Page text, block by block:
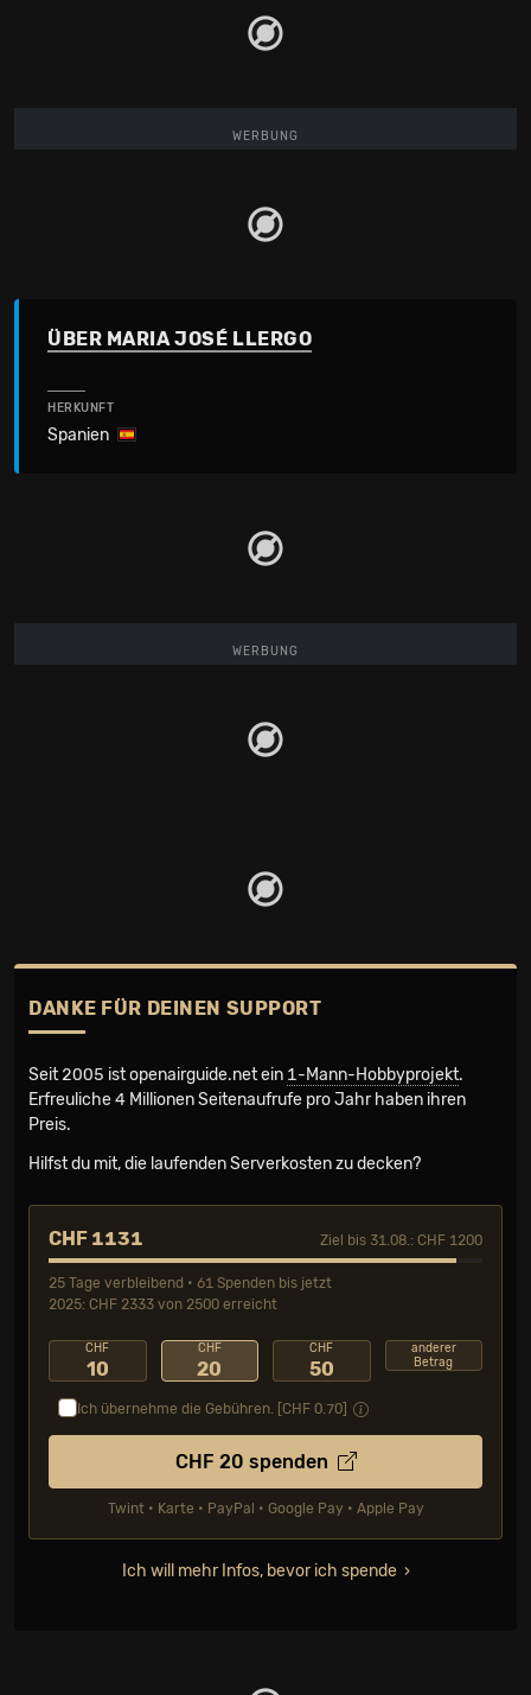
WERBUNG
ÜBER MARIA JOSÉ LLERGO
HERKUNFT
Spanien
WERBUNG
DANKE FÜR DEINEN SUPPORT
Seit 2005 ist openairguide.net ein 1-Mann-Hobbyprojekt.
Erfreuliche 4 Millionen Seiten­aufrufe pro Jahr haben ihren
Preis.
Hilfst du mit, die laufenden Serverkosten zu decken?
CHF 1131 Ziel bis 31.08.: CHF 1200
25 Tage verbleibend • 61 Spenden bis jetzt
2025: CHF 2333 von 2500 erreicht
CHF
10
CHF
20
CHF
50
anderer
Betrag
Ich übernehme die Gebühren. [CHF 0.70
CHF 20 spenden
Twint • Karte • PayPal • Google Pay • Apple Pay
Ich will mehr Infos, bevor ich spende